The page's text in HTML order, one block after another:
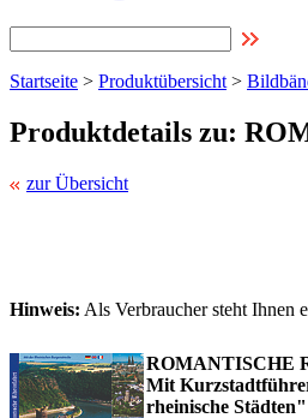
Startseite > Produktübersicht >
Produktdetails zu:
zur Übersicht
Hinweis: Als Verbraucher steht Ihnen
ROMANTISCHE
Mit
rheinische Städten"